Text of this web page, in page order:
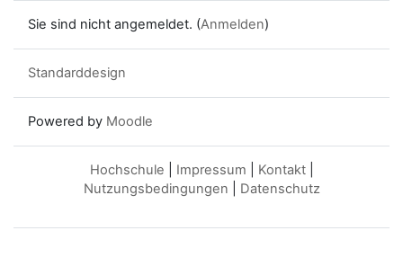
Sie sind nicht angemeldet. (Anmelden)
Standarddesign
Powered by Moodle
Hochschule Impressum Kontakt|
Nutzungsbedingungen
Datenschutz